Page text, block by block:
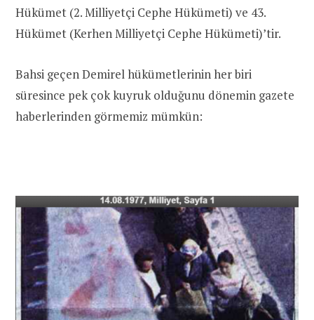
Hükümet (2. Milliyetçi Cephe Hükümeti) ve 43.
Hükümet (Kerhen Milliyetçi Cephe Hükümeti)’tir.
Bahsi geçen Demirel hükümetlerinin her biri
süresince pek çok kuyruk olduğunu dönemin gazete
haberlerinden görmemiz mümkün: